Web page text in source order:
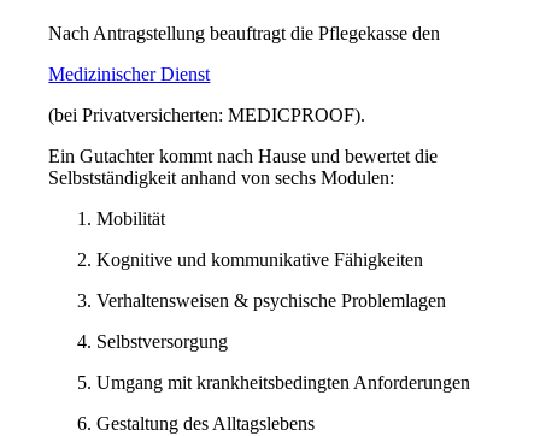
Nach Antragstellung beauftragt die Pflegekasse den
Medizinischer Dienst
(bei Privatversicherten: MEDICPROOF).
Ein Gutachter kommt nach Hause und bewertet die
Selbstständigkeit anhand von sechs Modulen:
Mobilität
Kognitive und kommunikative Fähigkeiten
Verhaltensweisen & psychische Problemlagen
Selbstversorgung
Umgang mit krankheitsbedingten Anforderungen
Gestaltung des Alltagslebens